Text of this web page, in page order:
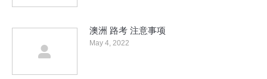
澳洲 路考 注意事项
May 4, 2022